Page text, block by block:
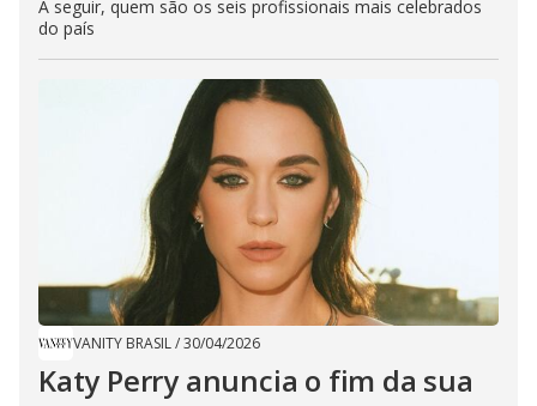
A seguir, quem são os seis profissionais mais celebrados
do país
VANITY BRASIL/30/04/2026
Katy Perry anuncia o fim da sua